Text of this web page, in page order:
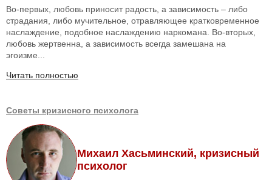
Во-первых, любовь приносит радость, а зависимость – либо
страдания, либо мучительное, отравляющее кратковременное
наслаждение, подобное наслаждению наркомана. Во-вторых,
любовь жертвенна, а зависимость всегда замешана на
эгоизме...
Читать полностью
Советы кризисного психолога
Михаил Хасьминский, кризисный
психолог